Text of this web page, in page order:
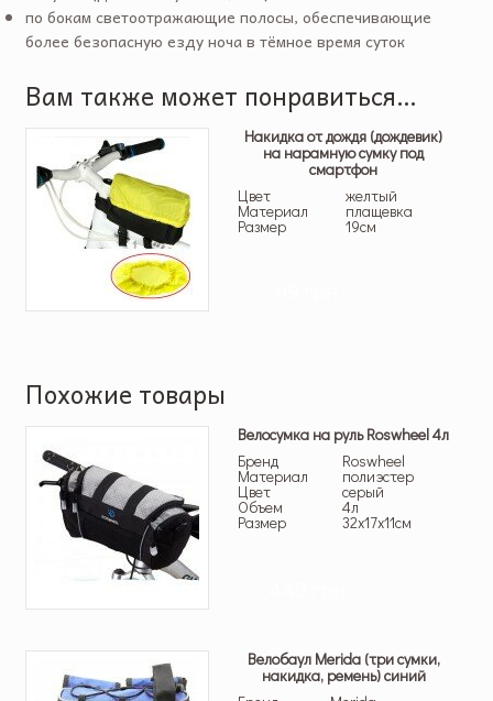
по бокам светоотражающие полосы, обеспечивающие
более безопасную езду ноча в тёмное время суток
Вам также может понравиться…
Накидка от дождя (дождевик)
на нарамную сумку под
смартфон
Цвет
желтый
Материал плащевка
Размер 19см
Похожие товары
Велосумка на руль Roswheel 4л
Бренд
Roswheel
Материал полиэстер
Цвет серый
Объем 4л
Размер 32х17х11см
Велобаул Merida (три cумки,
накидка, ремень) синий